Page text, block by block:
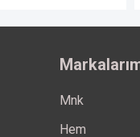
Mnk
Hem